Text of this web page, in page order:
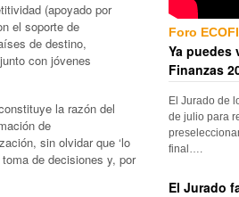
(apoyado por
el soporte de
de destino,
con jóvenes
la razón del
de
sin olvidar que ‘lo
de decisiones y, por
Foro
Ya puedes
Finanzas
El Jurado de
de julio para
final….
El Jurado